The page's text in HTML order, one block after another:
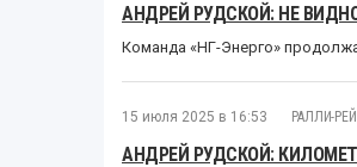
АНДРЕЙ РУДСКОЙ: НЕ
Команда «НГ-Энерго»
15 июля 2025 в 16:53 РАЛЛИ-
АНДРЕЙ РУДСКОЙ: